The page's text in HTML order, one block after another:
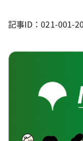
記事ID：021-001-